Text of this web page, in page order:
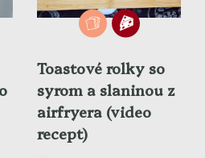
Toastové rolky so
syrom a slaninou z
airfryera (video
recept)